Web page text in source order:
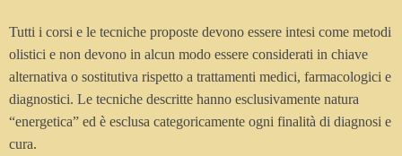
Tutti i corsi e le tecniche proposte devono essere intesi come metodi
olistici e non devono in alcun modo essere considerati in chiave
alternativa o sostitutiva rispetto a trattamenti medici, farmacologici e
diagnostici. Le tecniche descritte hanno esclusivamente natura
“energetica” ed è esclusa categoricamente ogni finalità di diagnosi e
cura.